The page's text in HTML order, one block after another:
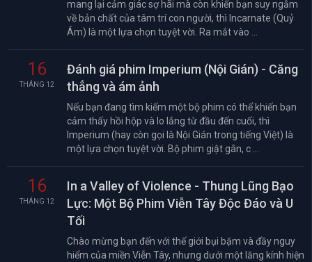
mang lại cảm giác sợ hãi mà còn khiến bạn suy ngẫm
về bản chất của tâm trí con người, thì Incarnate (Quỷ
Ám) là một lựa chọn tuyệt vời. Ra mắt vào ...
16
THÁNG 12
Đánh giá phim Imperium (Nội Gián) - Căng
thẳng và ám ảnh
Nếu bạn đang tìm kiếm một bộ phim có thể khiến bạn
cảm thấy hồi hộp và lo lắng từ đầu đến cuối, thì
Imperium (hay còn gọi là Nội Gián trong tiếng Việt) là
một lựa chọn tuyệt vời. Bộ phim giật gân, c ...
16
THÁNG 12
In a Valley of Violence - Thung Lũng Bạo
Lực: Một Bộ Phim Viễn Tây Độc Đáo và U
Tối
Chào mừng bạn đến với thế giới bụi bặm và đầy nguy
hiểm của miền Viễn Tây, nhưng dưới một lăng kính hiện